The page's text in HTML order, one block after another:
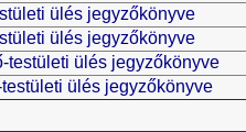
ülés jegyzőkönyve
ülés jegyzőkönyve
testületi ülés jegyzőkönyve
ülés jegyzőkönyve